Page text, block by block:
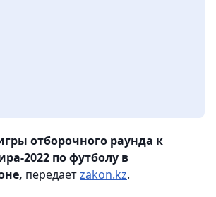
отборочного раунда к
2022 по футболу в
передаетzakon.kz.